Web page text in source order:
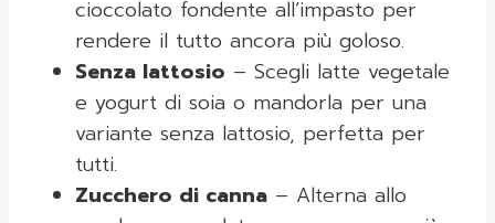
cioccolato fondente all’impasto per
rendere il tutto ancora più goloso.
Senza lattosio – Scegli latte vegetale
e yogurt di soia o mandorla per una
variante senza lattosio, perfetta per
tutti.
Zucchero di canna – Alterna allo